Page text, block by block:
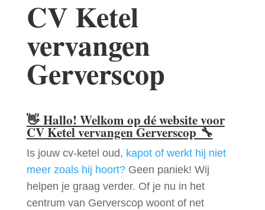
CV Ketel
vervangen
Gerverscop
👋 Hallo! Welkom op dé website voor
CV Ketel vervangen Gerverscop🔧
Is jouw cv-ketel oud, kapot of werkt hij niet
meer zoals hij hoort?Geen paniek! Wij
helpen je graag verder. Of je nu in het
centrum van Gerverscop woont of net